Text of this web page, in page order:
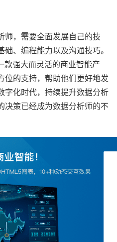
师，需要全面发展自己的技
、编程能力以及沟通技巧。
强大而灵活的商业智能产
位的支持，帮助他们更好地发
字化时代，持续提升数据分析
决策已经成为数据分析师的不